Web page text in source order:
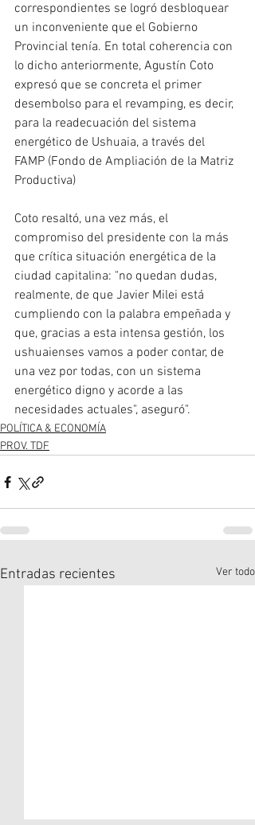
correspondientes se logró desbloquear
un inconveniente que el Gobierno
Provincial tenía. En total coherencia con
lo dicho anteriormente, Agustín Coto
expresó que se concreta el primer
desembolso para el revamping, es decir,
para la readecuación del sistema
energético de Ushuaia, a través del
FAMP (Fondo de Ampliación de la Matriz
Productiva)
Coto resaltó, una vez más, el
compromiso del presidente con la más
que crítica situación energética de la
ciudad capitalina: "no quedan dudas,
realmente, de que Javier Milei está
cumpliendo con la palabra empeñada y
que, gracias a esta intensa gestión, los
ushuaienses vamos a poder contar, de
una vez por todas, con un sistema
energético digno y acorde a las
necesidades actuales", aseguró".
POLÍTICA & ECONOMÍA
PROV. TDF
Entradas recientes Ver todo